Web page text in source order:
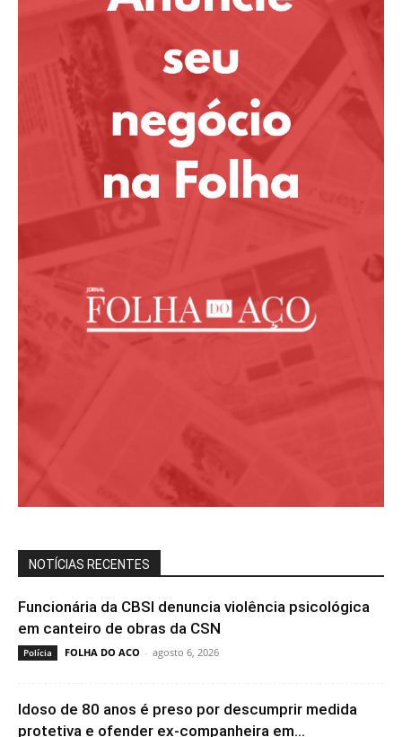
NOTÍCIAS RECENTES
Funcionária da CBSI denuncia violência psicológica
em canteiro de obras da CSN
Polícia FOLHA DO ACO - agosto 6, 2026
Idoso de 80 anos é preso por descumprir medida
protetiva e ofender ex-companheira em...